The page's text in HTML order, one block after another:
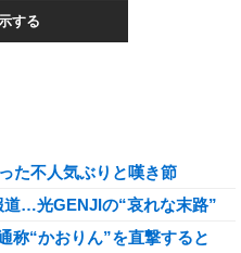
する
た不人気ぶりと嘆き節
道…光GENJIの“哀れな末路”
称“かおりん”を直撃すると